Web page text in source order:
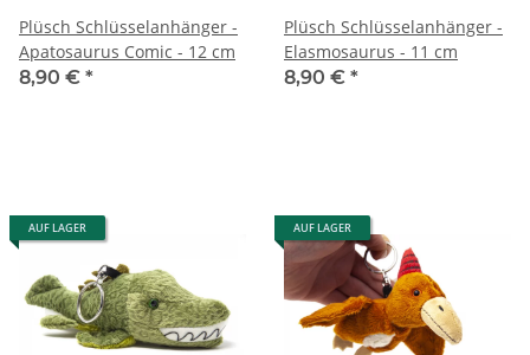
Plüsch Schlüsselanhänger -
Apatosaurus Comic - 12 cm
8,90 € *
Plüsch Schlüsselanhänger -
Elasmosaurus - 11 cm
8,90 € *
AUF LAGER AUF LAGER